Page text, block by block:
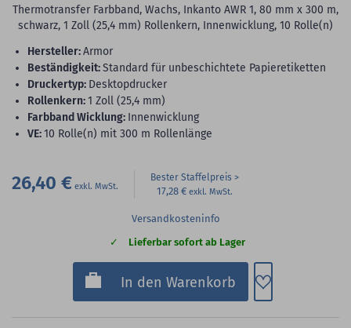
Thermotransfer Farbband, Wachs, Inkanto AWR 1, 80 mm x 300 m,
schwarz, 1 Zoll (25,4 mm) Rollenkern, Innenwicklung, 10 Rolle(n)
Hersteller:Armor
Beständigkeit:Standard für unbeschichtete Papieretiketten
Druckertyp: Desktopdrucker
Rollenkern:1 Zoll (25,4 mm)
Farbband Wicklung: Innenwicklung
VE:10 Rolle(n) mit 300 m Rollenlänge
26,40 € Bester Staffelpreis
17,28 €
Versandkosteninfo
Lieferbar sofort ab Lager
In den Warenkorb Zum